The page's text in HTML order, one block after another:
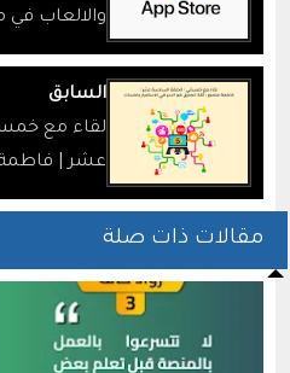
والالعاب في
الايفون
السابق
لقاء مع
عشر | فاطمة
السر في
مقالات ذات صلة